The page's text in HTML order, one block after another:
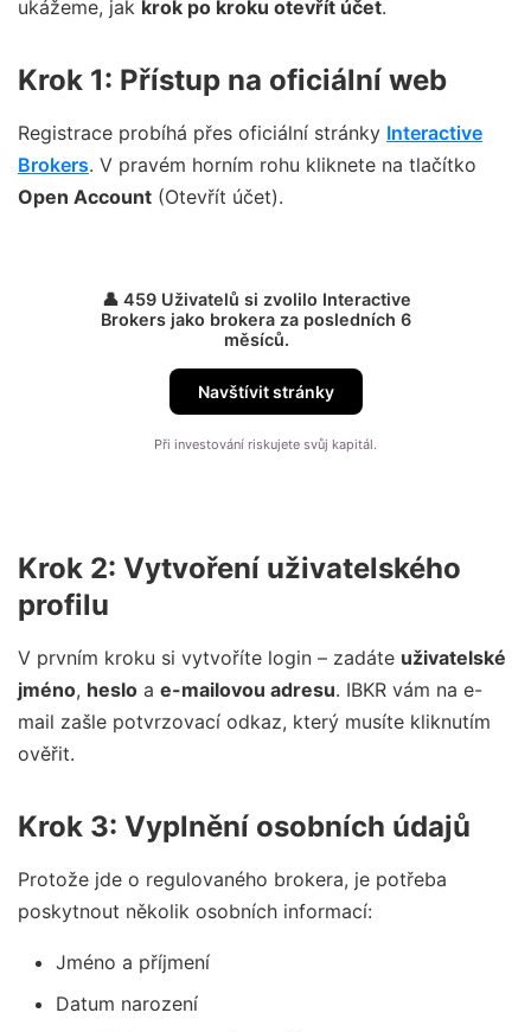
ukážeme, jak krok po kroku otevřít účet.
Krok 1: Přístup na oficiální web
Registrace probíhá přes oficiální stránky Interactive
Brokers. V pravém horním rohu kliknete na tlačítko
Open Account (Otevřít účet).
👤 459 Uživatelů si zvolilo Interactive
Brokers jako brokera za posledních 6
měsíců.
Navštívit stránky
Při investování riskujete svůj kapitál.
Krok 2: Vytvoření uživatelského
profilu
V prvním kroku si vytvoříte login – zadáte uživatelské
jméno, heslo a e-mailovou adresu. IBKR vám na e-
mail zašle potvrzovací odkaz, který musíte kliknutím
ověřit.
Krok 3: Vyplnění osobních údajů
Protože jde o regulovaného brokera, je potřeba
poskytnout několik osobních informací:
Jméno a příjmení
Datum narození